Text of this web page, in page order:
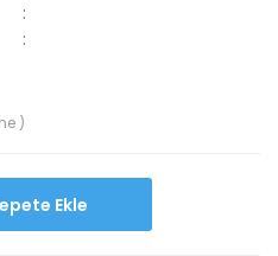
:
:
)
Sepete Ekle